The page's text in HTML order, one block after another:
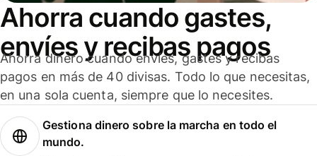
Ahorra cuando gastes,
envíes y recibas pagos
Ahorra dinero cuando envíes, gastes y recibas
pagos en más de 40 divisas. Todo lo que necesitas,
en una sola cuenta, siempre que lo necesites.
Gestiona dinero sobre la marcha en todo el
mundo.